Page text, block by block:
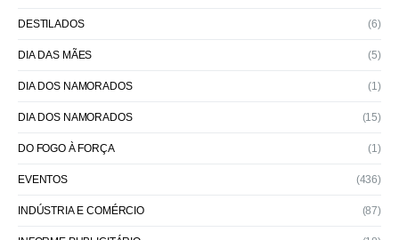
DESTILADOS (6)
DIA DAS MÃES (5)
DIA DOS NAMORADOS (1)
DIA DOS NAMORADOS (15)
DO FOGO À FORÇA (1)
EVENTOS (436)
INDÚSTRIA E COMÉRCIO (87)